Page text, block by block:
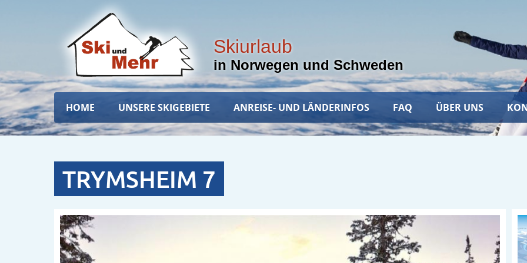
Skiurlaub
in Norwegen und Schweden
Hauptnavigation
HOME UNSERE SKIGEBIETE ANREISE- UND LÄNDERINFOS FAQ ÜBER UNS
TRYMSHEIM 7